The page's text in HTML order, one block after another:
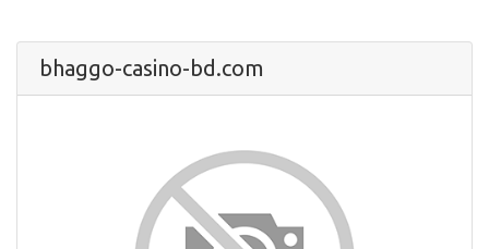
bhaggo-casino-bd.com